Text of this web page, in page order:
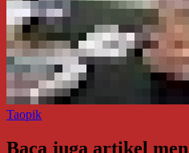
Taopik
Baca juga artikel